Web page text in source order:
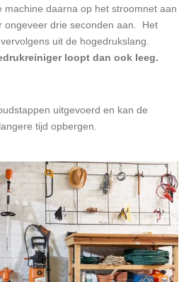
machine daarna op het stroomnet aan
ongeveer drie seconden aan. Het
uit de hogedrukslang.
loopt dan ook leeg.
uitgevoerd en kan de
tijd opbergen.